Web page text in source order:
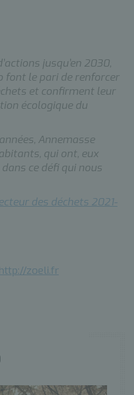
jusqu’en 2030,
font le pari de renforcer
et confirment leur
écologique du
Annemasse
qui ont, eux
ce défi qui nous
des déchets 2021-
http://zoeli.fr